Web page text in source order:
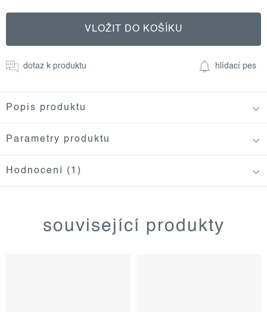
cena:
VLOŽIT DO KOŠÍKU
dotaz k produktu hlídací pes
Popis produktu
Parametry produktu
Hodnocení (1)
související produkty